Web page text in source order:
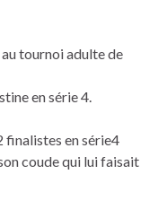
tournoi adulte de
en série 4.
finalistes en série4
coude qui lui faisait